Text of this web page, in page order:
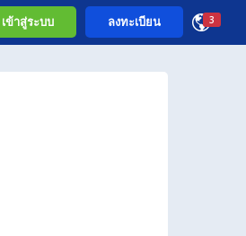
3
เข้าสู่ระบบ ลงทะเบียน